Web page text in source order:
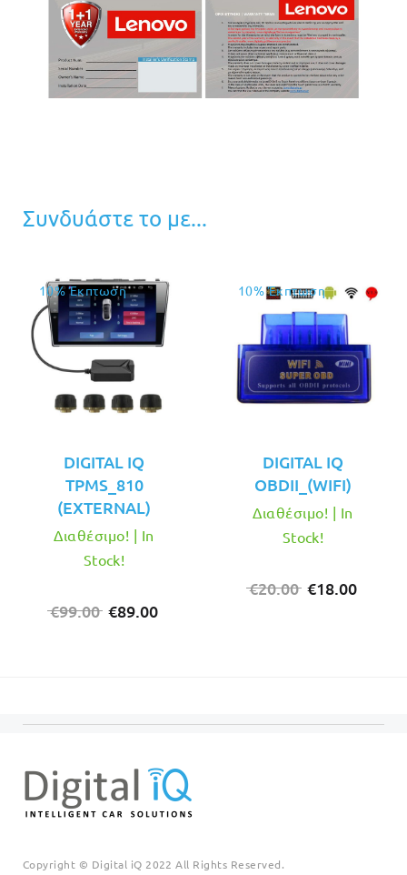
Συνδυάστε το με...
10% Έκπτωση
DIGITAL IQ
TPMS_810
(EXTERNAL)
€99.00 Original
€89.00
Διαθέσιμο! | In
Stock!
10% Έκπτωση
DIGITAL IQ
OBDII_(WIFI)
€20.00 Original
€18.00
Διαθέσιμο! | In
Stock!
Copyright © Digital iQ 2022 All Rights Reserved.